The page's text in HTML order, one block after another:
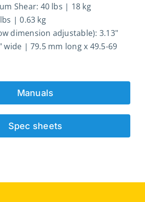
Shear: 40 lbs | 18 kg
| 0.63 kg
dimension adjustable): 3.13"
wide | 79.5 mm long x 49.5-69
Manuals
Spec sheets